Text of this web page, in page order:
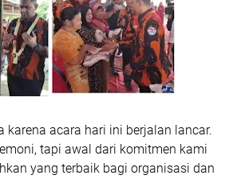
karena acara hari ini berjalan lancar.
tapi awal dari komitmen kami
yang terbaik bagi organisasi dan